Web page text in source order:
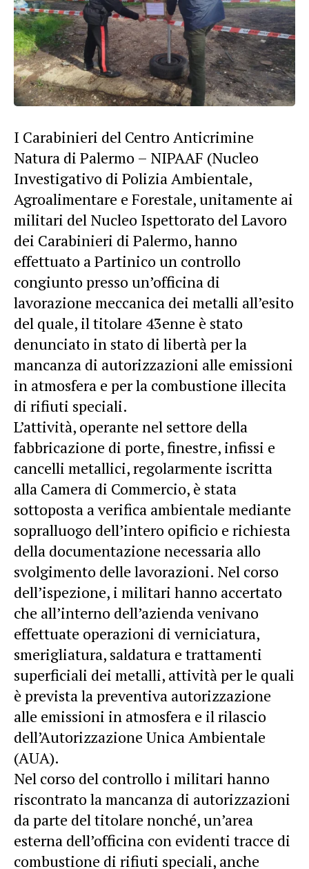
I Carabinieri del Centro Anticrimine
Natura di Palermo – NIPAAF (Nucleo
Investigativo di Polizia Ambientale,
Agroalimentare e Forestale, unitamente ai
militari del Nucleo Ispettorato del Lavoro
dei Carabinieri di Palermo, hanno
effettuato a Partinico un controllo
congiunto presso un’officina di
lavorazione meccanica dei metalli all’esito
del quale, il titolare 43enne è stato
denunciato in stato di libertà per la
mancanza di autorizzazioni alle emissioni
in atmosfera e per la combustione illecita
di rifiuti speciali.
L’attività, operante nel settore della
fabbricazione di porte, finestre, infissi e
cancelli metallici, regolarmente iscritta
alla Camera di Commercio, è stata
sottoposta a verifica ambientale mediante
sopralluogo dell’intero opificio e richiesta
della documentazione necessaria allo
svolgimento delle lavorazioni. Nel corso
dell’ispezione, i militari hanno accertato
che all’interno dell’azienda venivano
effettuate operazioni di verniciatura,
smerigliatura, saldatura e trattamenti
superficiali dei metalli, attività per le quali
è prevista la preventiva autorizzazione
alle emissioni in atmosfera e il rilascio
dell’Autorizzazione Unica Ambientale
(AUA).
Nel corso del controllo i militari hanno
riscontrato la mancanza di autorizzazioni
da parte del titolare nonché, un’area
esterna dell’officina con evidenti tracce di
combustione di rifiuti speciali, anche